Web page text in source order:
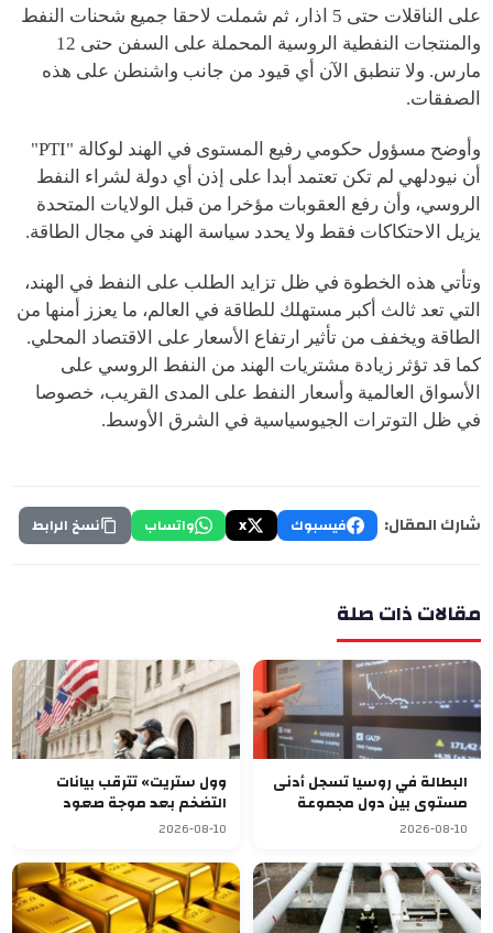
على الناقلات حتى 5 اذار، ثم شملت لاحقا جميع شحنات النفط
والمنتجات النفطية الروسية المحملة على السفن حتى 12
مارس. ولا تنطبق الآن أي قيود من جانب واشنطن على هذه
الصفقات.
وأوضح مسؤول حكومي رفيع المستوى في الهند لوكالة "PTI"
أن نيودلهي لم تكن تعتمد أبدا على إذن أي دولة لشراء النفط
الروسي، وأن رفع العقوبات مؤخرا من قبل الولايات المتحدة
يزيل الاحتكاكات فقط ولا يحدد سياسة الهند في مجال الطاقة.
وتأتي هذه الخطوة في ظل تزايد الطلب على النفط في الهند،
التي تعد ثالث أكبر مستهلك للطاقة في العالم، ما يعزز أمنها من
الطاقة ويخفف من تأثير ارتفاع الأسعار على الاقتصاد المحلي.
كما قد تؤثر زيادة مشتريات الهند من النفط الروسي على
الأسواق العالمية وأسعار النفط على المدى القريب، خصوصا
في ظل التوترات الجيوسياسية في الشرق الأوسط.
شارك المقال: فيسبوك X واتساب نسخ الرابط
مقالات ذات صلة
البطالة في روسيا تسجل أدنى
مستوى بين دول مجموعة
العشرين
2026-08-10
وول ستريت» تترقب بيانات
التضخم بعد موجة صعود
قياسية
2026-08-10